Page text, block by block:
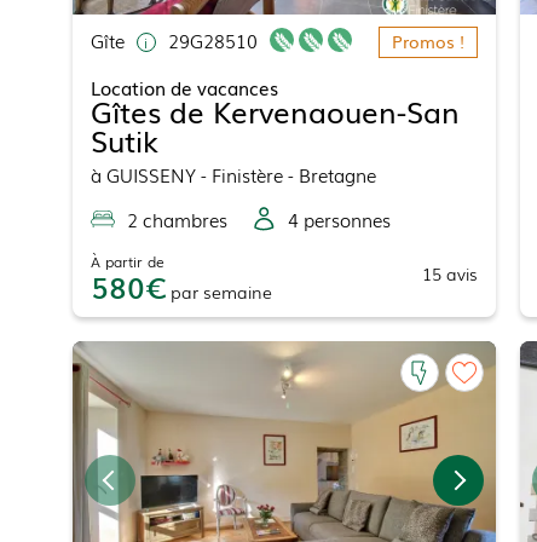
Gîte 29G28510 Promos !
Location de vacances
Gîtes de Kervenaouen-San
Sutik
à GUISSENY- Finistère - Bretagne
2 chambres 4personnes
À partir de
580 par semaine
15avis